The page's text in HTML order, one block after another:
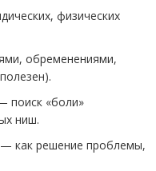
физических
обременениями,
поиск «боли»
ниш.
— как решение проблемы,